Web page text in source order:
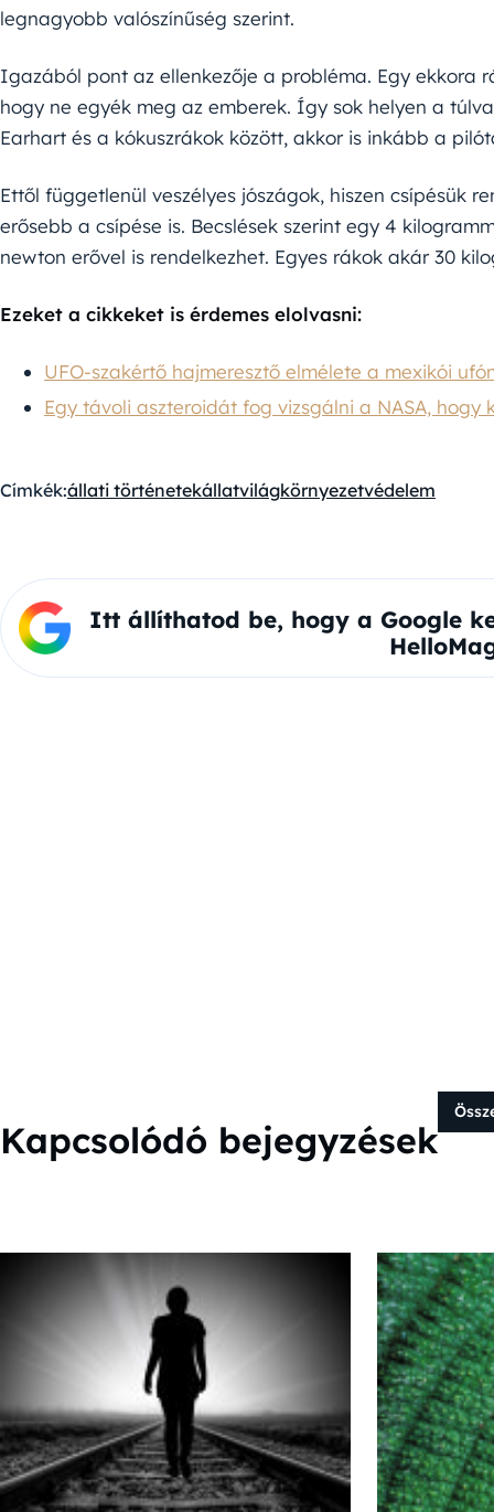
legnagyobb valószínűség szerint.
Igazából pont az ellenkezője a probléma. Egy ekkora
hogy ne egyék meg az emberek. Így sok helyen a
Earhart és a kókuszrákok között, akkor is inkább a
Ettől függetlenül veszélyes jószágok, hiszen csípésük
erősebb a csípése is. Becslések szerint egy 4
newton erővel is rendelkezhet. Egyes rákok akár 30
Ezeket a cikkeket is érdemes elolvasni:
UFO-szakértő hajmeresztő elmélete a mexikói
Egy távoli aszteroidát fog vizsgálni a NASA,
Címkék:állati történetekállatvilágkörnyezetvédelem
Itt állíthatod be, hogy a Google
Kapcsolódó bejegyzések